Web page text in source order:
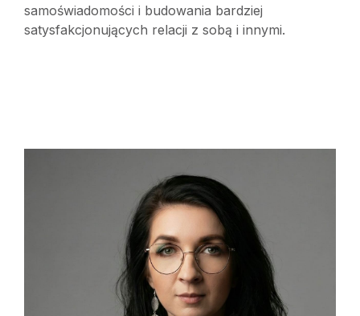
samoświadomości i budowania bardziej
satysfakcjonujących relacji z sobą i innymi.